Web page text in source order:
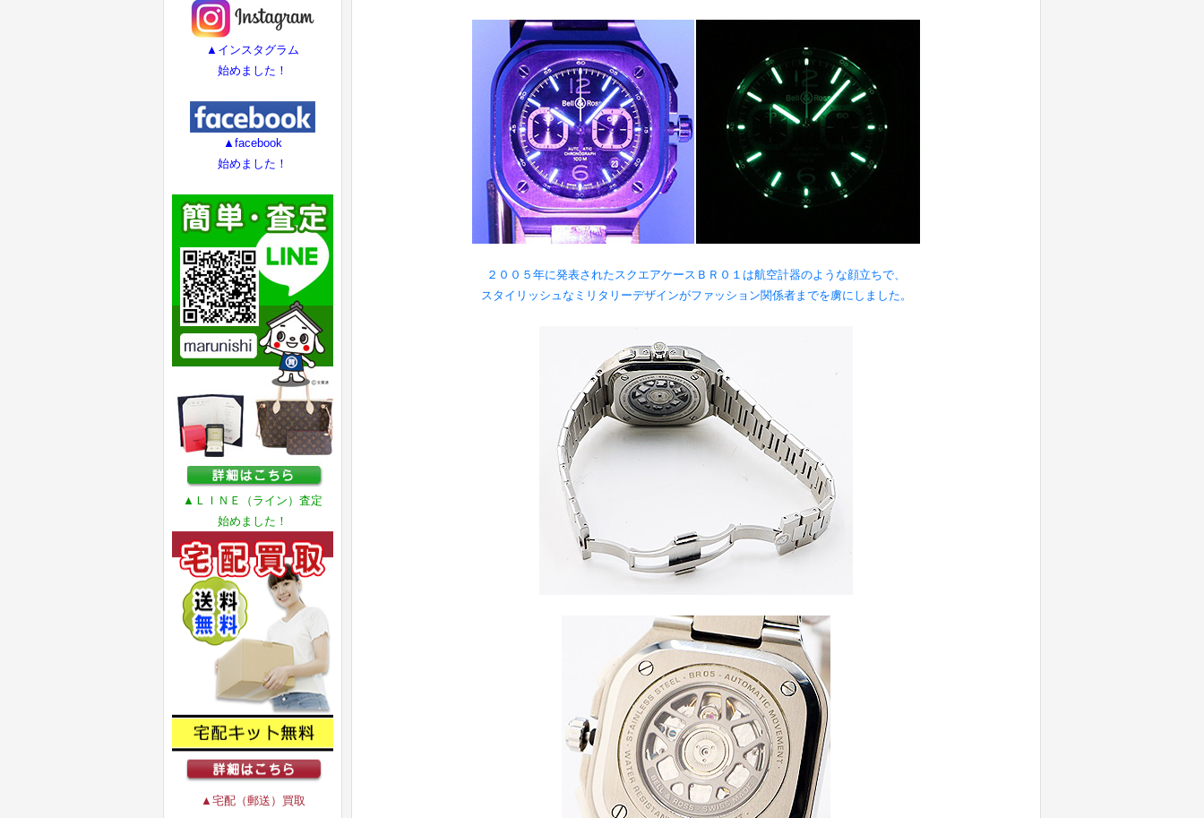
▲インスタグラム
始めました！
▲facebook
始めました！
▲ＬＩＮＥ（ライン）査定
始めました！
▲宅配（郵送）買取
２００５年に発表されたスクエアケースＢＲ０１は航空計器のような顔立ちで、
スタイリッシュなミリタリーデザインがファッション関係者までを虜にしました。